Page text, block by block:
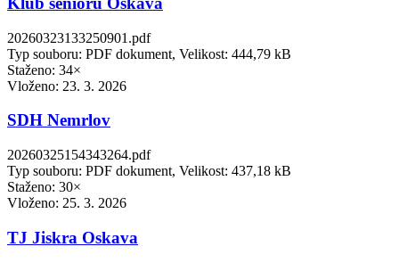
20260323133250901.pdf
Typ souboru: PDF dokument, Velikost: 444,79 kB
Staženo: 34×
Vloženo: 23. 3. 2026
SDH Nemrlov
20260325154343264.pdf
Typ souboru: PDF dokument, Velikost: 437,18 kB
Staženo: 30×
Vloženo: 25. 3. 2026
TJ Jiskra Oskava